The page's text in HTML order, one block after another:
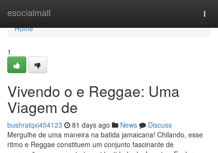
esocialmall
Home
Home
1
Vivendo o e Reggae: Uma
Viagem de
bushralqxi454123 81 days ago News
Discuss
Mergulhe de uma maneira na batida jamaicana! Chilando, esse
ritmo e Reggae constituem um conjunto fascinante de